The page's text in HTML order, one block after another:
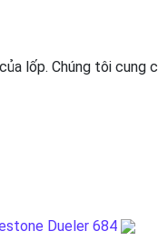
lốp. Chúng tôi cung